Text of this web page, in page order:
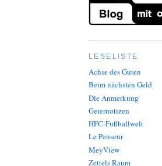
LESELISTE
Achse des Guten
Beim nächsten Geld
Die Anmerkung
Geiernotizen
HFC-Fußballwelt
Le Penseur
MeyView
Zettels Raum